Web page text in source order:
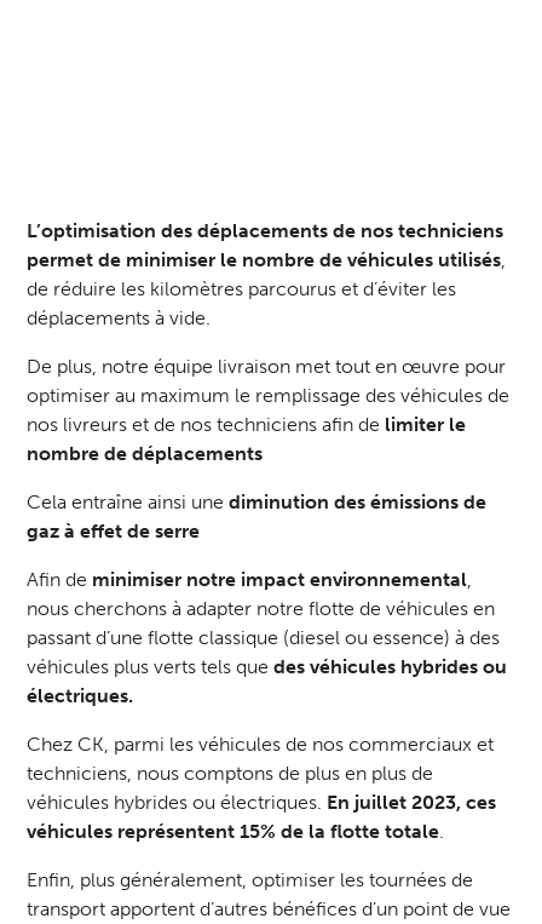
L’optimisation des déplacements de nos techniciens
permet de minimiser le nombre de véhicules utilisés,
de réduire les kilomètres parcourus et d’éviter les
déplacements à vide.
De plus, notre équipe livraison met tout en œuvre pour
optimiser au maximum le remplissage des véhicules de
nos livreurs et de nos techniciens afin de limiter le
nombre de déplacements
Cela entraîne ainsi unediminution des émissions de
gaz à effet de serre
Afin de minimiser notre impact environnemental,
nous cherchons à adapter notre flotte de véhicules en
passant d’une flotte classique (diesel ou essence) à des
véhicules plus verts tels quedes véhicules hybrides ou
électriques.
Chez CK, parmi les véhicules de nos commerciaux et
techniciens, nous comptons de plus en plus de
véhicules hybrides ou électriques. En juillet 2023, ces
véhicules représentent 15% de la flotte totale.
Enfin, plus généralement, optimiser les tournées de
transport apportent d’autres bénéfices d’un point de vue